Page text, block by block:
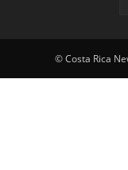
© Costa Rica